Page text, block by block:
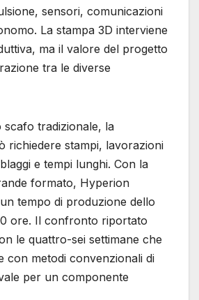
sensori, comunicazioni
La stampa 3D interviene
ma il valore del progetto
tra le diverse
scafo tradizionale, la
richiedere stampi, lavorazioni
e tempi lunghi. Con la
formato, Hyperion
tempo di produzione dello
ore. Il confronto riportato
le quattro-sei settimane che
con metodi convenzionali di
per un componente